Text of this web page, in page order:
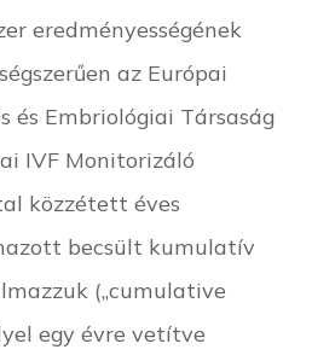
eredményességének
az Európai
és Embriológiai Társaság
IVF Monitorizáló
közzétett éves
becsült kumulatív
(„cumulative
egy évre vetítve